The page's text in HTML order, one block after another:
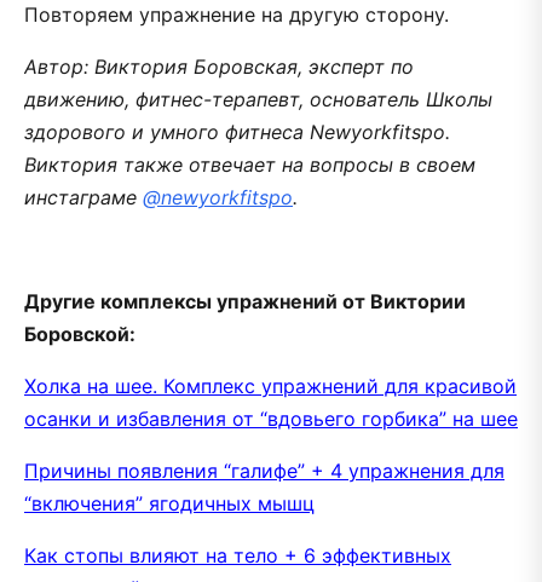
Повторяем упражнение на другую сторону.
Автор: Виктория Боровская, эксперт по
движению, фитнес-терапевт, основатель Школы
здорового и умного фитнеса Newyorkfitspo.
Виктория также отвечает на вопросы в своем
инстаграме @newyorkfitspo.
Другие комплексы упражнений от Виктории
Боровской:
Холка на шее. Комплекс упражнений для красивой
осанки и избавления от “вдовьего горбика” на шее
Причины появления “галифе” + 4 упражнения для
“включения” ягодичных мышц
Как стопы влияют на тело + 6 эффективных